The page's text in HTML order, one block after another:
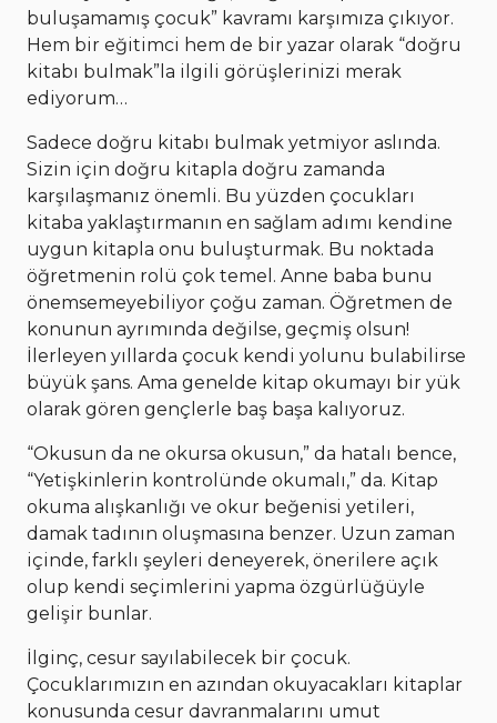
buluşamamış çocuk” kavramı karşımıza çıkıyor.
Hem bir eğitimci hem de bir yazar olarak “doğru
kitabı bulmak”la ilgili görüşlerinizi merak
ediyorum…
Sadece doğru kitabı bulmak yetmiyor aslında.
Sizin için doğru kitapla doğru zamanda
karşılaşmanız önemli. Bu yüzden çocukları
kitaba yaklaştırmanın en sağlam adımı kendine
uygun kitapla onu buluşturmak. Bu noktada
öğretmenin rolü çok temel. Anne baba bunu
önemsemeyebiliyor çoğu zaman. Öğretmen de
konunun ayrımında değilse, geçmiş olsun!
İlerleyen yıllarda çocuk kendi yolunu bulabilirse
büyük şans. Ama genelde kitap okumayı bir yük
olarak gören gençlerle baş başa kalıyoruz.
“Okusun da ne okursa okusun,” da hatalı bence,
“Yetişkinlerin kontrolünde okumalı,” da. Kitap
okuma alışkanlığı ve okur beğenisi yetileri,
damak tadının oluşmasına benzer. Uzun zaman
içinde, farklı şeyleri deneyerek, önerilere açık
olup kendi seçimlerini yapma özgürlüğüyle
gelişir bunlar.
İlginç, cesur sayılabilecek bir çocuk.
Çocuklarımızın en azından okuyacakları kitaplar
konusunda cesur davranmalarını umut